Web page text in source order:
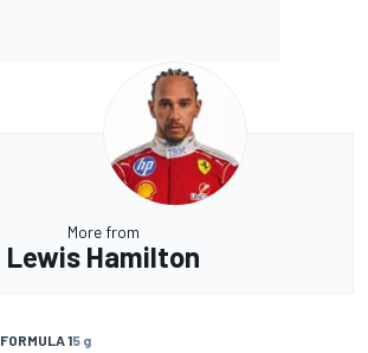
More from
Lewis Hamilton
FORMULA 15 g